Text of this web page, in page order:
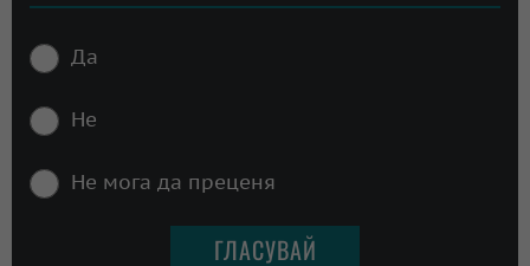
Да
Не
Не мога да преценя